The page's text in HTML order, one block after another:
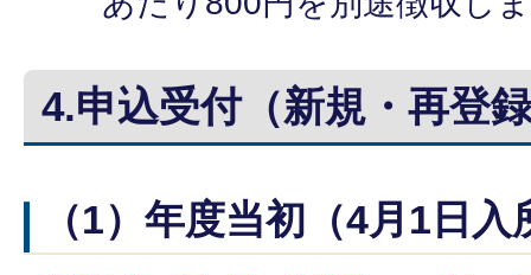
4.申込受付（新規・再登
（1）年度当初（4月1日